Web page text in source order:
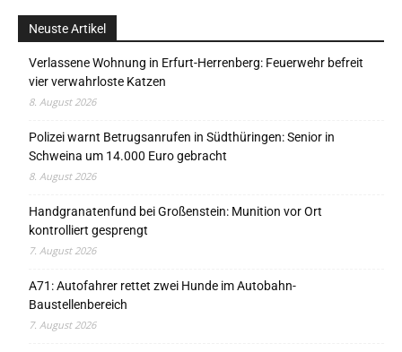
Neuste Artikel
Verlassene Wohnung in Erfurt-Herrenberg: Feuerwehr befreit
vier verwahrloste Katzen
8. August 2026
Polizei warnt Betrugsanrufen in Südthüringen: Senior in
Schweina um 14.000 Euro gebracht
8. August 2026
Handgranatenfund bei Großenstein: Munition vor Ort
kontrolliert gesprengt
7. August 2026
A71: Autofahrer rettet zwei Hunde im Autobahn-
Baustellenbereich
7. August 2026